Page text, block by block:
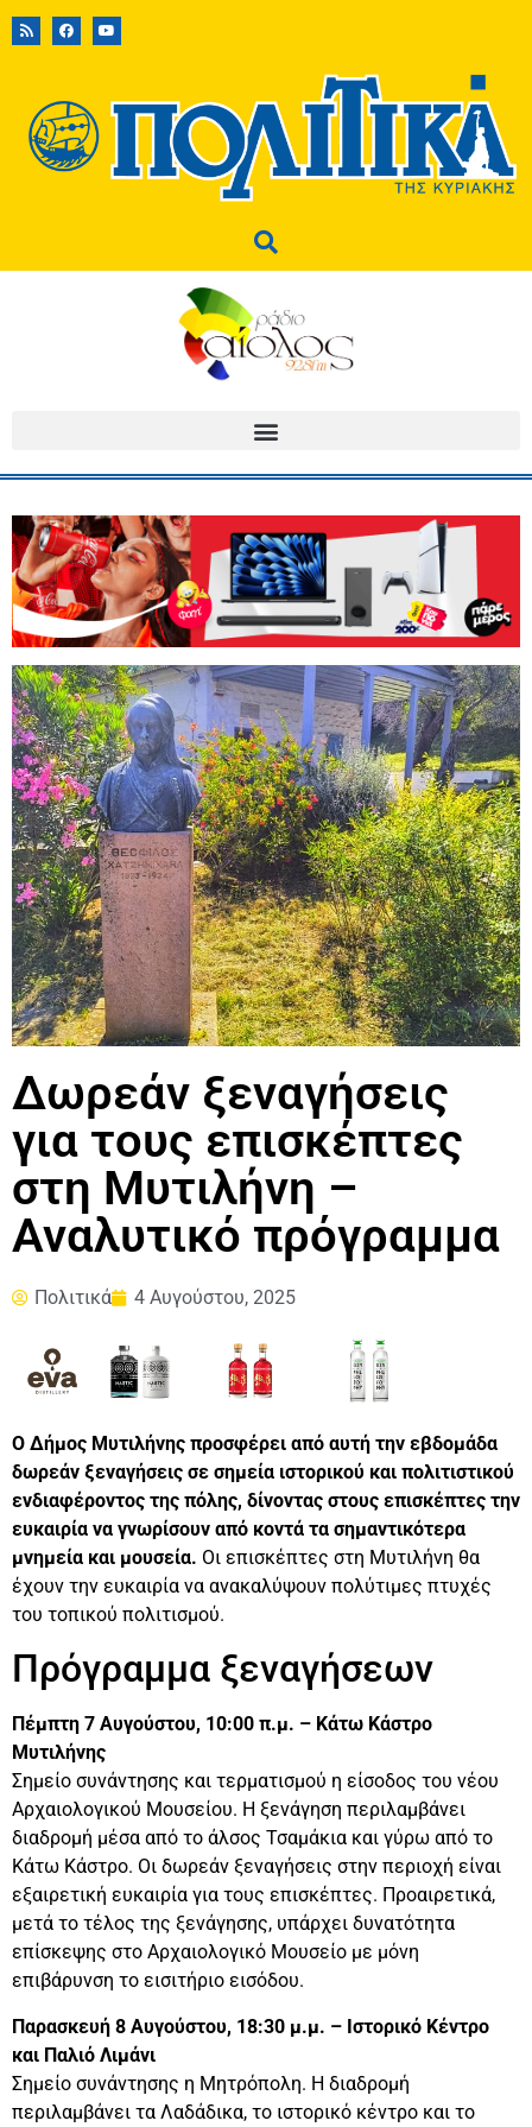
Δωρεάν ξεναγήσεις
για τους επισκέπτες
στη Μυτιλήνη –
Αναλυτικό πρόγραμμα
Πολιτικά 4 Αυγούστου, 2025
Ο Δήμος Μυτιλήνης προσφέρει από αυτή την εβδομάδα
δωρεάν ξεναγήσεις σε σημεία ιστορικού και πολιτιστικού
ενδιαφέροντος της πόλης, δίνοντας στους επισκέπτες την
ευκαιρία να γνωρίσουν από κοντά τα σημαντικότερα
μνημεία και μουσεία. Οι επισκέπτες στη Μυτιλήνη θα
έχουν την ευκαιρία να ανακαλύψουν πολύτιμες πτυχές
του τοπικού πολιτισμού.
Πρόγραμμα ξεναγήσεων
Πέμπτη 7 Αυγούστου, 10:00 π.μ. – Κάτω Κάστρο
Μυτιλήνης
Σημείο συνάντησης και τερματισμού η είσοδος του νέου
Αρχαιολογικού Μουσείου. Η ξενάγηση περιλαμβάνει
διαδρομή μέσα από το άλσος Τσαμάκια και γύρω από το
Κάτω Κάστρο. Οι δωρεάν ξεναγήσεις στην περιοχή είναι
εξαιρετική ευκαιρία για τους επισκέπτες. Προαιρετικά,
μετά το τέλος της ξενάγησης, υπάρχει δυνατότητα
επίσκεψης στο Αρχαιολογικό Μουσείο με μόνη
επιβάρυνση το εισιτήριο εισόδου.
Παρασκευή 8 Αυγούστου, 18:30 μ.μ. – Ιστορικό Κέντρο
και Παλιό Λιμάνι
Σημείο συνάντησης η Μητρόπολη. Η διαδρομή
περιλαμβάνει τα Λαδάδικα, το ιστορικό κέντρο και το